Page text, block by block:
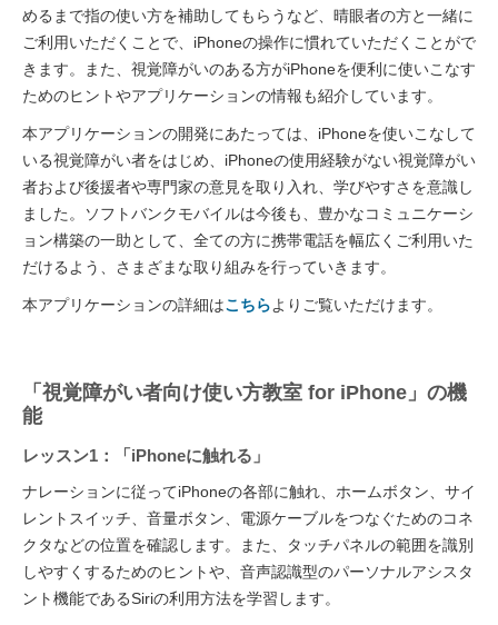
めるまで指の使い方を補助してもらうなど、晴眼者の方と一緒に
ご利用いただくことで、iPhoneの操作に慣れていただくことがで
きます。また、視覚障がいのある方がiPhoneを便利に使いこなす
ためのヒントやアプリケーションの情報も紹介しています。
本アプリケーションの開発にあたっては、iPhoneを使いこなして
いる視覚障がい者をはじめ、iPhoneの使用経験がない視覚障がい
者および後援者や専門家の意見を取り入れ、学びやすさを意識し
ました。ソフトバンクモバイルは今後も、豊かなコミュニケーシ
ョン構築の一助として、全ての方に携帯電話を幅広くご利用いた
だけるよう、さまざまな取り組みを行っていきます。
本アプリケーションの詳細はこちらよりご覧いただけます。
「視覚障がい者向け使い方教室 for iPhone」の機
能
レッスン1：「iPhoneに触れる」
ナレーションに従ってiPhoneの各部に触れ、ホームボタン、サイ
レントスイッチ、音量ボタン、電源ケーブルをつなぐためのコネ
クタなどの位置を確認します。また、タッチパネルの範囲を識別
しやすくするためのヒントや、音声認識型のパーソナルアシスタ
ント機能であるSiriの利用方法を学習します。